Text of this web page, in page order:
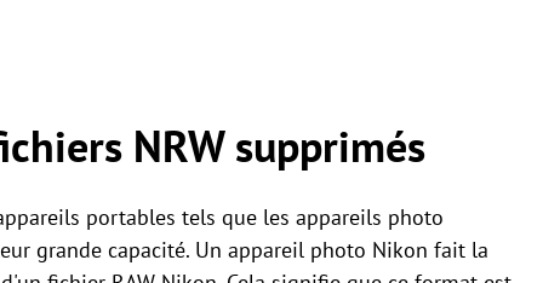
NRW supprimés
portables tels que les appareils photo
grande capacité. Un appareil photo Nikon fait la